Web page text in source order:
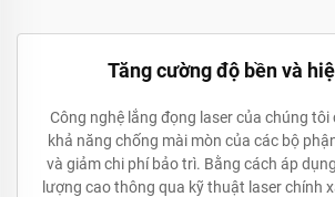
Tăng cường độ bền và
Công nghệ lắng đọng laser của chúng tôi
khả năng chống mài mòn của các bộ
và giảm chi phí bảo trì. Bằng cách áp
lượng cao thông qua kỹ thuật laser chính